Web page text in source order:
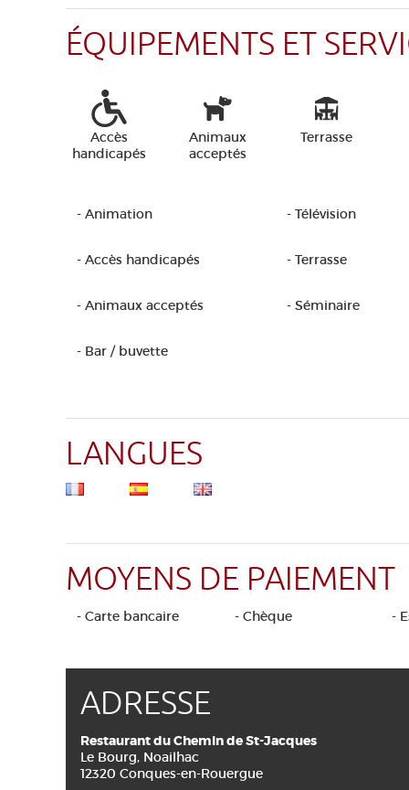
ÉQUIPEMENTS ET
Accès
handicapés
Animaux
acceptés
Terrasse
- Animation - Télévision
- Accès handicapés - Terrasse
- Animaux acceptés - Séminaire
- Bar / buvette
LANGUES
MOYENS DE PAIEMENT
- Carte bancaire - Chèque -
ADRESSE
Restaurant du Chemin de St-Jacques
Le Bourg, Noailhac
12320 Conques-en-Rouergue